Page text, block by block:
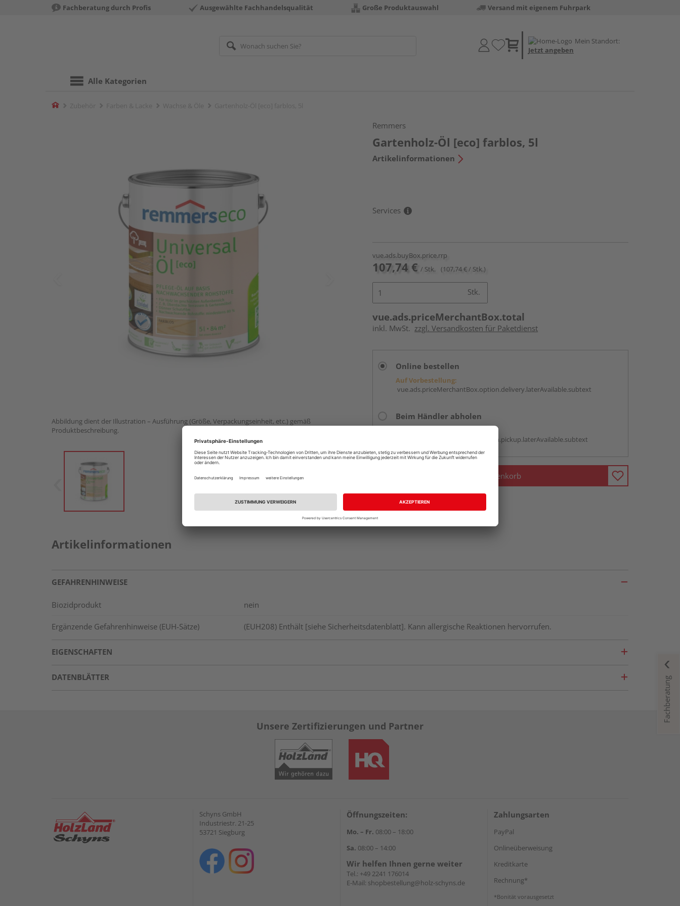
Fachberatung durch Profis Ausgewählte Fachhandelsqualität Große Produktauswahl Versand mit eigenem Fuhrpark
Mein Standort:
Jetzt angeben
Alle Kategorien
Home
Abbildung dient der Illustration – Ausführung (Größe, Verpackungseinheit, etc.) gemäß
Produktbeschreibung.
Remmers
Gartenholz-Öl [eco] farblos, 5l
Artikelinformationen
Services
vue.ads.buyBox.price.rrp
107,74 € / Stk. (107,74 € / Stk.)
Stk.
vue.ads.priceMerchantBox.total
inkl. MwSt. zzgl. Versandkosten für Paketdienst
Online bestellen
Auf Vorbestellung:
vue.ads.priceMerchantBox.option.delivery.laterAvailable.subtext
Beim Händler abholen
vue.ads.priceMerchantBox.option.pickup.laterAvailable.subtext
In den Warenkorb
Artikelinformationen
GEFAHRENHINWEISE
Biozidprodukt nein
Ergänzende Gefahrenhinweise (EUH-Sätze) (EUH208) Enthält [siehe Sicherheitsdatenblatt]. Kann allergische Reaktionen hervorrufen.
EIGENSCHAFTEN
DATENBLÄTTER Fachberatung
Unsere Zertifizierungen und Partner
Schyns GmbH
Industriestr. 21-25
53721 Siegburg
Öffnungszeiten:
Mo. – Fr. 08:00 – 18:00
Sa. 08:00 – 14:00
Wir helfen Ihnen gerne weiter
Tel.: +49 2241 176014
E-Mail: shopbestellung@holz-schyns.de
Zahlungsarten
PayPal
Onlineüberweisung
Kreditkarte
Rechnung*
*Bonität vorausgesetzt